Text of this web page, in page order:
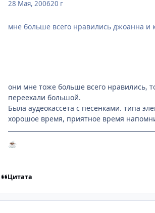
28 Мая, 200620 г
мне больше всего нравились джоанна и
они мне тоже больше всего нравились,
переехали большой.
Была аудеокассета с песенками. типа
хорошое время, приятное время
☕
Цитата